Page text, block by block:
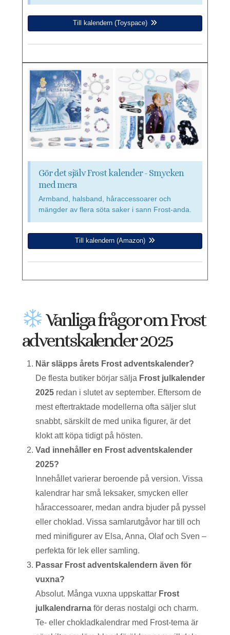
Till kalendern (Toyspace)
Gör det själv Frost kalender - Smycken
med mera
Armband, halsband, håraccessoarer och
mängder av flera söta saker i sann Frost-anda.
Till kalendern (Amazon)
Vanliga frågor om Frost
adventskalender 2025
När släpps årets Frost adventskalender?
De flesta butiker börjar sälja Frost julkalender
2025 redan i slutet av september. Eftersom de
mest eftertraktade modellerna ofta säljer slut
snabbt, särskilt de med unika figurer, är det
klokt att köpa tidigt på hösten.
Vad innehåller en Frost adventskalender
2025?
Innehållet varierar beroende på version. Vissa
kalendrar har små leksaker, smycken eller
håraccessoarer, medan andra bjuder på pyssel
eller choklad. Vissa samlarutgåvor har till och
med minifigurer av Elsa, Anna, Olaf och Sven –
perfekta för lek eller samling.
Passar Frost adventskalendern även för
vuxna?
Absolut. Många vuxna uppskattar Frost
julkalendrarna för deras nostalgi och charm.
Te- eller chokladkalendrar med Frost-tema är